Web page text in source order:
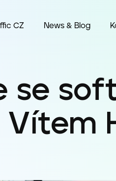
CZ News & Blog
se